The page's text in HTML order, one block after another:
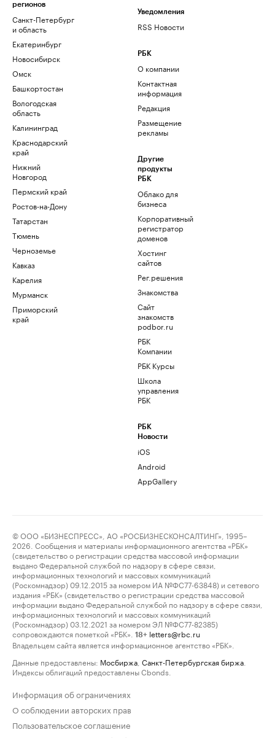
регионов
Санкт-Петербург
и область
Екатеринбург
Новосибирск
Омск
Башкортостан
Вологодская
область
Калининград
Краснодарский
край
Нижний
Новгород
Пермский край
Ростов-на-Дону
Татарстан
Тюмень
Черноземье
Кавказ
Карелия
Мурманск
Приморский
край
Уведомления
RSS Новости
РБК
О компании
Контактная
информация
Редакция
Размещение
рекламы
Другие
продукты
РБК
Облако для
бизнеса
Корпоративный
регистратор
доменов
Хостинг
сайтов
Рег.решения
Знакомства
Сайт
знакомств
podbor.ru
РБК
Компании
РБК Курсы
Школа
управления
РБК
РБК
Новости
iOS
Android
AppGallery
© ООО «БИЗНЕСПРЕСС», АО «РОСБИЗНЕСКОНСАЛТИНГ», 1995–
2026. Сообщения и материалы информационного агентства «РБК»
(свидетельство о регистрации средства массовой информации
выдано Федеральной службой по надзору в сфере связи,
информационных технологий и массовых коммуникаций
(Роскомнадзор) 09.12.2015 за номером ИА №ФС77-63848) и сетевого
издания «РБК» (свидетельство о регистрации средства массовой
информации выдано Федеральной службой по надзору в сфере связи,
информационных технологий и массовых коммуникаций
(Роскомнадзор) 03.12.2021 за номером ЭЛ №ФС77-82385)
сопровождаются пометкой «РБК».
18+ letters@rbc.ru
Владельцем сайта является информационное агентство «РБК».
Данные предоставлены: Мосбиржа Санкт-Петербургская биржа
Индексы облигаций предоставлены Cbonds.
Информация об ограничениях
О соблюдении авторских прав
Пользовательское соглашение